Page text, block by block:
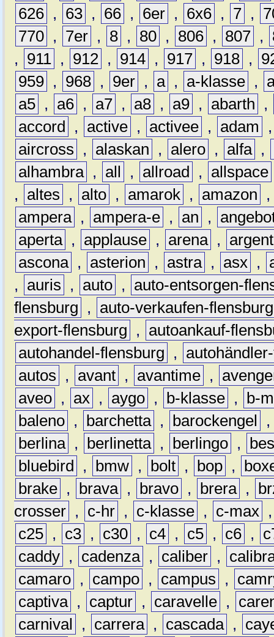
626 , 63 , 66 , 6er , 6x6 , 7 ,
770 , 7er , 8 , 80 , 806 , 807 ,
,
911 , 912 , 914 , 917 , 918 ,
959 , 968 , 9er , a , a-klasse ,
a5 , a6 , a7 , a8 , a9 , abarth
,
accord
, active , activee , adam
aircross
, alaskan , alero , alfa ,
alhambra , all , allroad , allspace
,
altes , alto , amarok , amazon
ampera , ampera-e , an ,
aperta , applause , arena ,
ascona , asterion , astra , asx ,
,
auris , auto ,
auto-entsorgen-
flensburg
,
auto-verkaufen-flensburg
export-flensburg
,
autoankauf-
autohandel-flensburg
,
autos
, avant , avantime ,
aveo , ax , aygo , b-klasse ,
b-
baleno , barchetta , barockengel
berlina , berlinetta , berlingo ,
bluebird
, bmw , bolt , bop ,
brake , brava , bravo , brera ,
crosser , c-hr , c-klasse , c-max
c25 , c3 , c30 , c4 , c5 , c6 ,
caddy , cadenza , caliber ,
camaro , campo , campus ,
captiva , captur , caravelle ,
carnival
, carrera , cascada ,